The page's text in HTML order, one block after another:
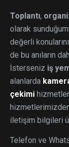
Toplantı,
olarak
değerli
de bu anıların
İsterseniz iş
alanlarda
çekimi
iletişim bilgileri
Telefon ve